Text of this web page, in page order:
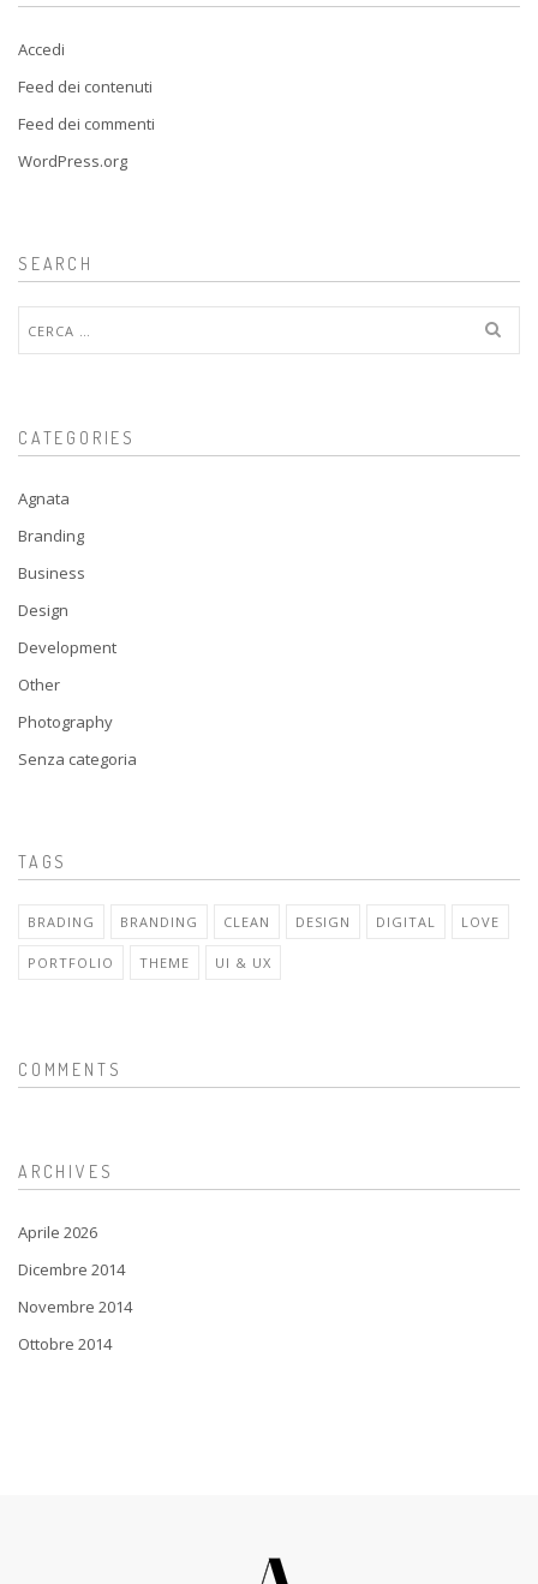
Accedi
Feed dei contenuti
Feed dei commenti
WordPress.org
SEARCH
per:
CATEGORIES
Agnata
Branding
Business
Design
Development
Other
Photography
Senza categoria
TAGS
BRADING BRANDING CLEAN DESIGN DIGITAL LOVE
PORTFOLIO THEME UI & UX
COMMENTS
ARCHIVES
Aprile 2026
Dicembre 2014
Novembre 2014
Ottobre 2014